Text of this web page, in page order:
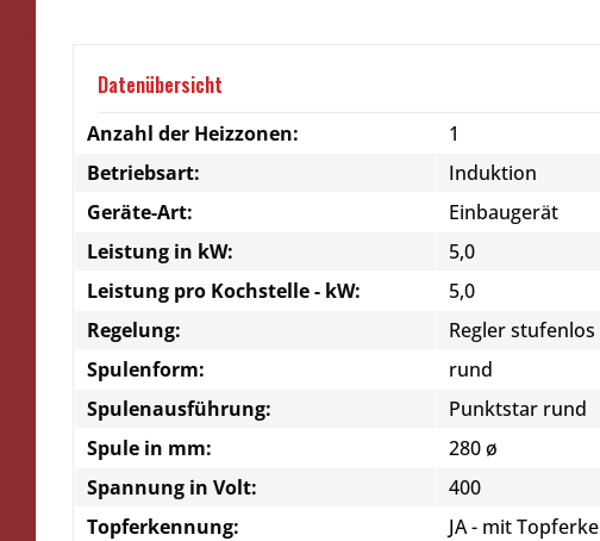
Datenübersicht
Anzahl der Heizzonen:
1
Betriebsart:
Induktion
Geräte-Art:
Einbaugerät
Leistung in kW:
5,0
Leistung pro Kochstelle - kW:
5,0
Regelung:
Regler stufenlos
Spulenform:
rund
Spulenausführung:
Punktstar rund
Spule in mm:
280 ø
Spannung in Volt:
400
Topferkennung:
JA - mit